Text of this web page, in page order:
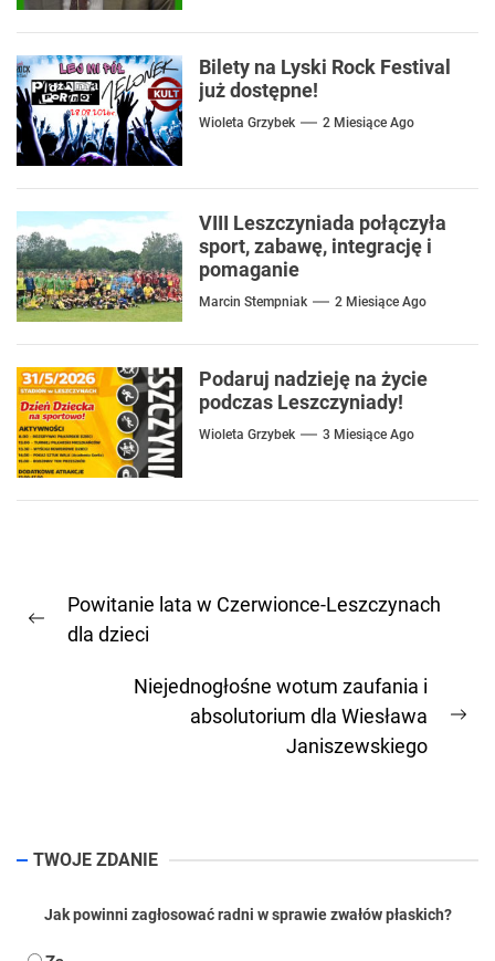
Bilety na Lyski Rock Festival
już dostępne!
Wioleta Grzybek 2 Miesiące Ago
VIII Leszczyniada połączyła
sport, zabawę, integrację i
pomaganie
Marcin Stempniak 2 Miesiące Ago
Podaruj nadzieję na życie
podczas Leszczyniady!
Wioleta Grzybek 3 Miesiące Ago
wpisu
Previous
Powitanie lata w Czerwionce-Leszczynach
dla dzieci
Niejednogłośne wotum zaufania i
absolutorium dla Wiesława
Janiszewskiego
TWOJE ZDANIE
Jak powinni zagłosować radni w sprawie zwałów płaskich?